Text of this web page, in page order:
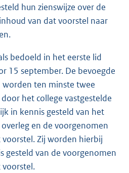
hun zienswijze over de
van dat voorstel naar
bedoeld in het eerste lid
15 september. De bevoegde
worden ten minste twee
het college vastgestelde
in kennis gesteld van het
en de voorgenomen
Zij worden hierbij
gesteld van de voorgenomen